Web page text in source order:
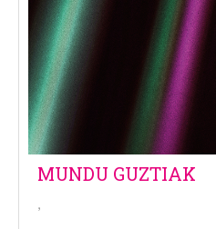
MUNDU GUZTIAK
,